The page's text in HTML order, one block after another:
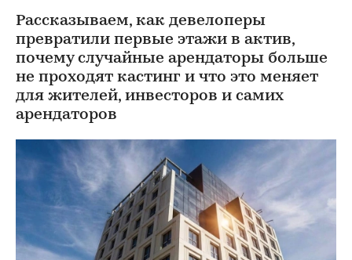
Рассказываем, как девелоперы
превратили первые этажи в актив,
почему случайные арендаторы больше
не проходят кастинг и что это меняет
для жителей, инвесторов и самих
арендаторов